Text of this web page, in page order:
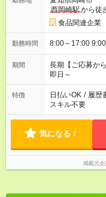
西岡崎駅から徒
食品関連企業
勤務時間
期間
長期【ご応募か
即日～
特徴 日払いOK / 履歴
スキル不要
気になる！
掲載元企